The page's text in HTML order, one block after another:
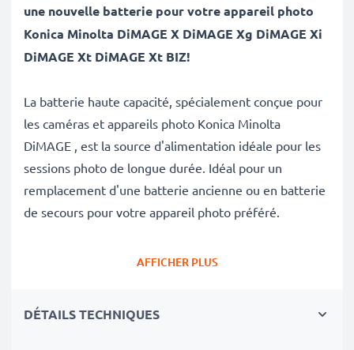
une nouvelle batterie pour votre appareil photo
Konica Minolta DiMAGE X DiMAGE Xg DiMAGE Xi
DiMAGE Xt DiMAGE Xt BIZ!
La batterie haute capacité, spécialement conçue pour
les caméras et appareils photo Konica Minolta
DiMAGE , est la source d'alimentation idéale pour les
sessions photo de longue durée. Idéal pour un
remplacement d'une batterie ancienne ou en batterie
de secours pour votre appareil photo préféré.
Avec cette batterie neuve de substitution CELLONIC,
AFFICHER PLUS
DÉTAILS TECHNIQUES